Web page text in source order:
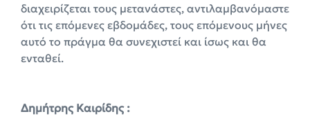
διαχειρίζεται τους μετανάστες, αντιλαμβανόμαστε
ότι τις επόμενες εβδομάδες, τους επόμενους μήνες
αυτό το πράγμα θα συνεχιστεί και ίσως και θα
ενταθεί.
Δημήτρης Καιρίδης :